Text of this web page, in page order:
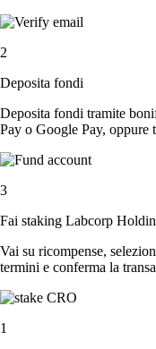
2
Deposita fondi
Deposita fondi tramite
Pay o Google Pay,
3
Fai staking Labcorp
Vai su ricompense,
termini e conferma la
1